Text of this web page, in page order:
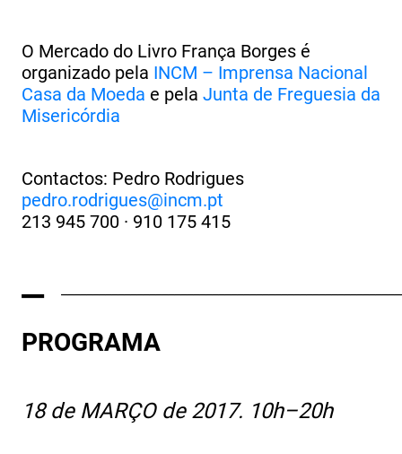
O Mercado do Livro França Borges é
organizado pela INCM – Imprensa Nacional
Casa da Moeda e pela Junta de Freguesia da
Misericórdia
Contactos: Pedro Rodrigues
pedro.rodrigues@incm.pt
213 945 700 · 910 175 415
PROGRAMA
18 de MARÇO de 2017. 10h–20h